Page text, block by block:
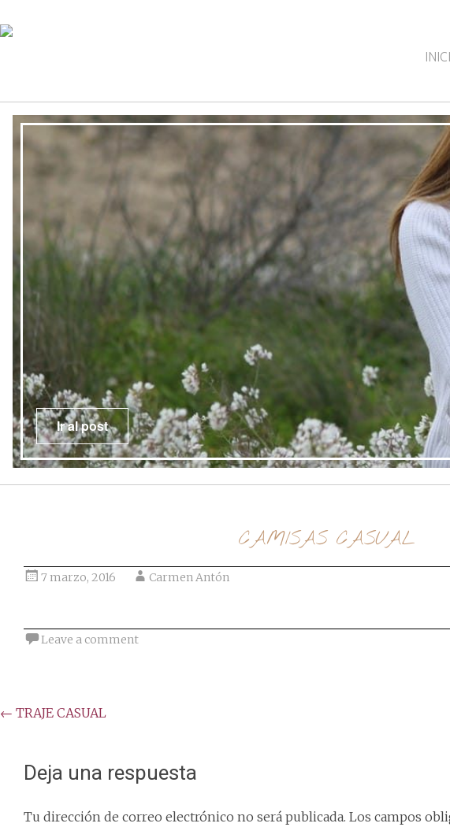
CAMISAS CASUAL
7 marzo, 2016 Carmen Antón
Leave a comment
Post
← TRAJE CASUAL
Deja una respuesta
Tu dirección de correo electrónico no será publicada. Los campos